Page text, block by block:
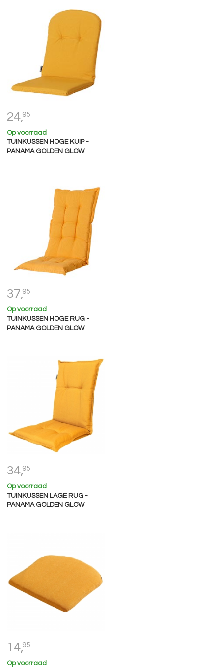
24,95
Op voorraad
TUINKUSSEN HOGE KUIP -
PANAMA GOLDEN GLOW
37,95
Op voorraad
TUINKUSSEN HOGE RUG -
PANAMA GOLDEN GLOW
34,95
Op voorraad
TUINKUSSEN LAGE RUG -
PANAMA GOLDEN GLOW
14,95
Op voorraad